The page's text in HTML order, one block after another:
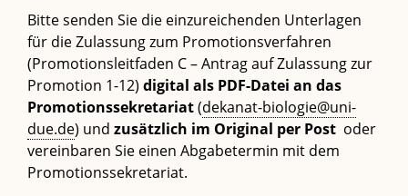
Bitte senden Sie die einzureichenden Unterlagen
für die Zulassung zum Promotionsverfahren
(Promotionsleitfaden C – Antrag auf Zulassung zur
Promotion 1-12) digital als PDF-Datei an das
Promotionssekretariat(dekanat-biologie@uni-
due.de) und zusätzlich im Original per Post oder
vereinbaren Sie einen Abgabetermin mit dem
Promotionssekretariat.